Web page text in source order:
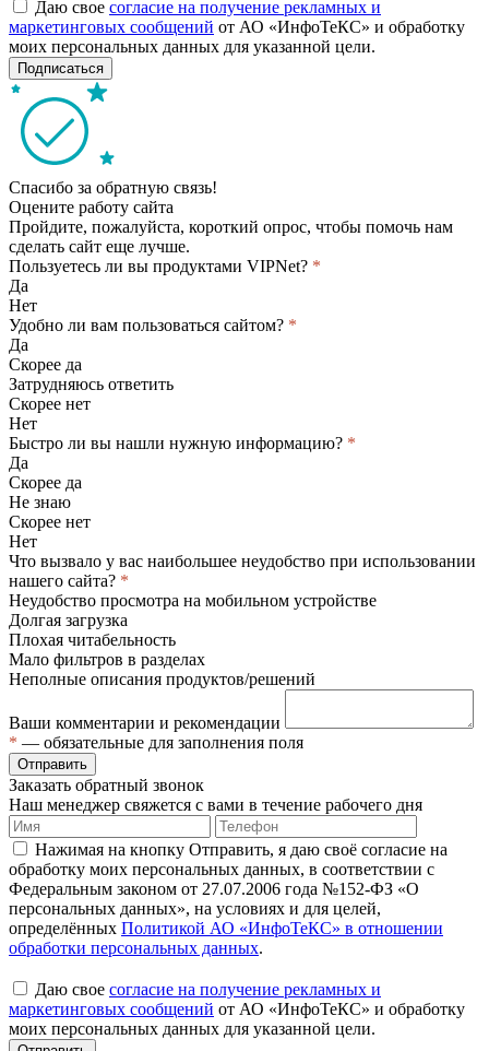
Даю свое согласие на получение рекламных и
маркетинговых сообщений от АО «ИнфоТеКС» и обработку
моих персональных данных для указанной цели.
Подписаться
Спасибо за обратную связь!
Оцените работу сайта
Пройдите, пожалуйста, короткий опрос, чтобы помочь нам
сделать сайт еще лучше.
Пользуетесь ли вы продуктами VIPNet? *
Да
Нет
Удобно ли вам пользоваться сайтом? *
Да
Скорее да
Затрудняюсь ответить
Скорее нет
Нет
Быстро ли вы нашли нужную информацию? *
Да
Скорее да
Не знаю
Скорее нет
Нет
Что вызвало у вас наибольшее неудобство при использовании
нашего сайта? *
Неудобство просмотра на мобильном устройстве
Долгая загрузка
Плохая читабельность
Мало фильтров в разделах
Неполные описания продуктов/решений
Ваши комментарии и рекомендации
* — обязательные для заполнения поля
Отправить
Заказать обратный звонок
Наш менеджер свяжется с вами в течение рабочего дня
Нажимая на кнопку Отправить, я даю своё согласие на
обработку моих персональных данных, в соответствии с
Федеральным законом от 27.07.2006 года №152-ФЗ «О
персональных данных», на условиях и для целей,
определённых Политикой АО «ИнфоТеКС» в отношении
обработки персональных данных.
Даю свое согласие на получение рекламных и
маркетинговых сообщений от АО «ИнфоТеКС» и обработку
моих персональных данных для указанной цели.